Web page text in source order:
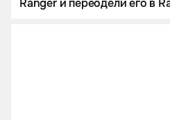
Ranger и переодели его в